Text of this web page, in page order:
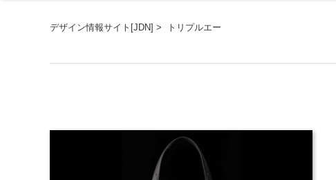
デザイン情報サイト[JDN] > トリプルエー